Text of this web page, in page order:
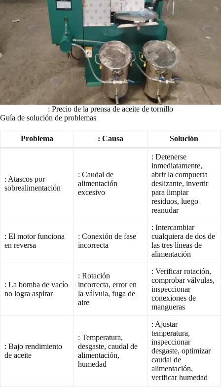
: Precio de la prensa de aceite de tornillo
Guía de solución de problemas
Problema : Causa Solución
: Atascos por
sobrealimentación
: Caudal de
alimentación
excesivo
: Detenerse
inmediatamente,
abrir la compuerta
deslizante, invertir
para limpiar
residuos, luego
reanudar
: El motor funciona
en reversa
: Conexión de fase
incorrecta
: Intercambiar
cualquiera de dos de
las tres líneas de
alimentación
: La bomba de vacío
no logra aspirar
: Rotación
incorrecta, error en
la válvula, fuga de
aire
: Verificar rotación,
comprobar válvulas,
inspeccionar
conexiones de
mangueras
: Bajo rendimiento
de aceite
: Temperatura,
desgaste, caudal de
alimentación,
humedad
: Ajustar
temperatura,
inspeccionar
desgaste, optimizar
caudal de
alimentación,
verificar humedad